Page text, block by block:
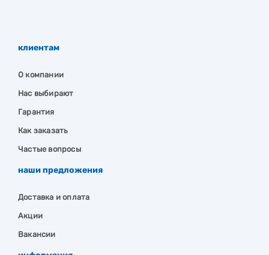
клиентам
О компании
Нас выбирают
Гарантия
Как заказать
Частые вопросы
наши предложения
Доставка и оплата
Акции
Вакансии